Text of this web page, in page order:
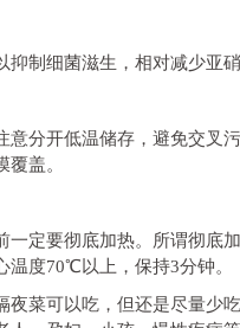
抑制细菌滋生，相对减少亚硝
意分开低温储存，避免交叉
盖。
一定要彻底加热。所谓彻底
温度70℃以上，保持3分钟。
夜菜可以吃，但还是尽量少